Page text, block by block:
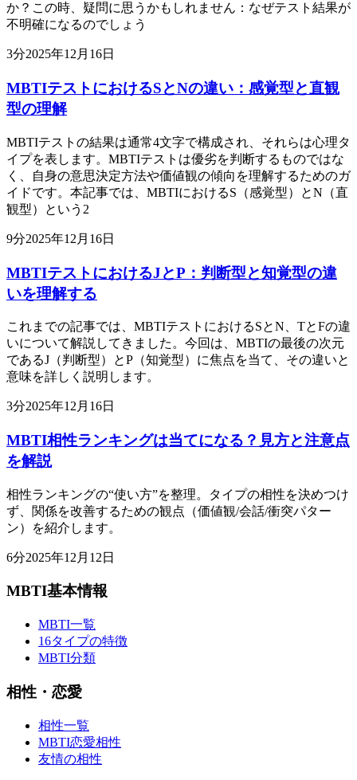
か？この時、疑問に思うかもしれません：なぜテスト結果が
不明確になるのでしょう
3分2025年12月16日
MBTIテストにおけるSとNの違い：感覚型と直観
型の理解
MBTIテストの結果は通常4文字で構成され、それらは心理タ
イプを表します。MBTIテストは優劣を判断するものではな
く、自身の意思決定方法や価値観の傾向を理解するためのガ
イドです。本記事では、MBTIにおけるS（感覚型）とN（直
観型）という2
9分2025年12月16日
MBTIテストにおけるJとP：判断型と知覚型の違
いを理解する
これまでの記事では、MBTIテストにおけるSとN、TとFの違
いについて解説してきました。今回は、MBTIの最後の次元
であるJ（判断型）とP（知覚型）に焦点を当て、その違いと
意味を詳しく説明します。
3分2025年12月16日
MBTI相性ランキングは当てになる？見方と注意点
を解説
相性ランキングの“使い方”を整理。タイプの相性を決めつけ
ず、関係を改善するための観点（価値観/会話/衝突パター
ン）を紹介します。
6分2025年12月12日
MBTI基本情報
MBTI一覧
16タイプの特徴
MBTI分類
相性・恋愛
相性一覧
MBTI恋愛相性
友情の相性